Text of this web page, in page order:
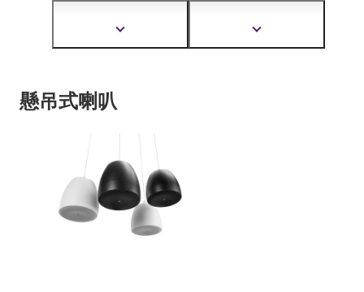
的效能。有六種型號可
供選擇，三種有back
廣泛的安裝需求。
顯
示
能滿足各種客製化的安
裝需求。
顯
示
懸吊式喇叭